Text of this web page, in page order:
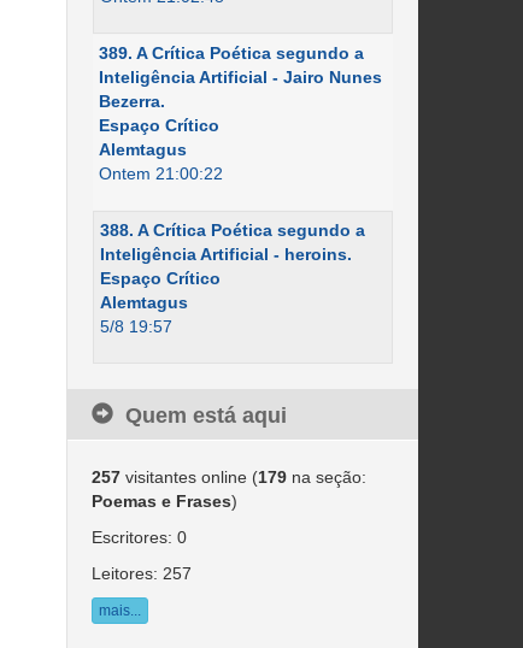
389. A Crítica Poética segundo a
Inteligência Artificial - Jairo Nunes
Bezerra.
Espaço Crítico
Alemtagus
Ontem 21:00:22
388. A Crítica Poética segundo a
Inteligência Artificial - heroins.
Espaço Crítico
Alemtagus
5/8 19:57
Quem está aqui
257visitantes online (179na seção:
Poemas e Frases)
Escritores: 0
Leitores: 257
mais...